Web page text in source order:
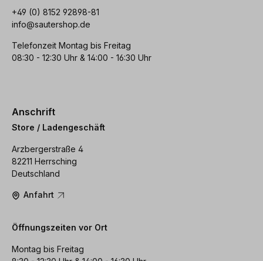
+49 (0) 8152 92898-81
info@sautershop.de
Telefonzeit Montag bis Freitag
08:30 - 12:30 Uhr & 14:00 - 16:30 Uhr
Anschrift
Store / Ladengeschäft
Arzbergerstraße 4
82211 Herrsching
Deutschland
Anfahrt
Öffnungszeiten vor Ort
Montag bis Freitag